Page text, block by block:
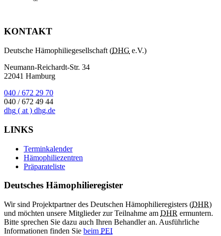
KONTAKT
Deutsche Hämophiliegesellschaft (DHG e.V.)
Neumann-Reichardt-Str. 34
22041 Hamburg
040 / 672 29 70
040 / 672 49 44
dhg ( at ) dhg.de
LINKS
Terminkalender
Hämophiliezentren
Präparateliste
Deutsches Hämophilieregister
Wir sind Projektpartner des Deutschen Hämophilieregisters (DHR)
und möchten unsere Mitglieder zur Teilnahme am DHR ermuntern.
Bitte sprechen Sie dazu auch Ihren Behandler an. Ausführliche
Informationen finden Sie beim PEI